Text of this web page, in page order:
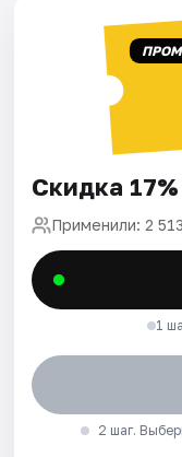
Скидка
Применили: 2
1
2 шаг.